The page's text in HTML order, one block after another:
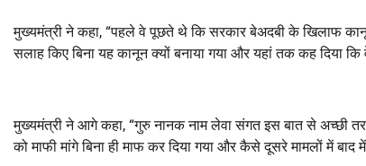
मुख्यमंत्री ने कहा, “पहले वे पूछते थे कि सरकार बेअदबी के खिलाफ
सलाह किए बिना यह कानून क्यों बनाया गया और यहां तक कह दिया
मुख्यमंत्री ने आगे कहा, “गुरु नानक नाम लेवा संगत इस बात से अच्छी
को माफी मांगे बिना ही माफ कर दिया गया और कैसे दूसरे मामलों में बाद